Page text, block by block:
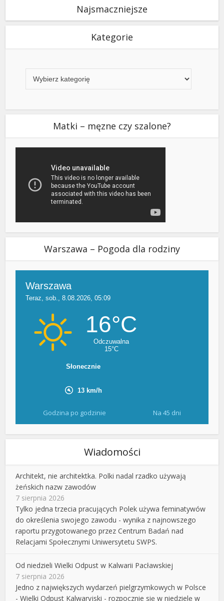
Najsmaczniejsze
Kategorie
Matki – męzne czy szalone?
Warszawa – Pogoda dla rodziny
Godzina po godzinie Na 45 dni
Wiadomości
Architekt, nie architektka. Polki nadal rzadko używają
żeńskich nazw zawodów
7 sierpnia 2026
Tylko jedna trzecia pracujących Polek używa feminatywów
do określenia swojego zawodu - wynika z najnowszego
raportu przygotowanego przez Centrum Badań nad
Relacjami Społecznymi Uniwersytetu SWPS.
Od niedzieli Wielki Odpust w Kalwarii Pacławskiej
7 sierpnia 2026
Jedno z największych wydarzeń pielgrzymkowych w Polsce
- Wielki Odpust Kalwaryjski - rozpocznie się w niedzielę w